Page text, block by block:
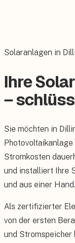
Solaranlagen in
Ihre
–
Sie möchten in
Stromkosten
und installiert Ihre
und aus einer Hand.
Als zertifizierter
von der ersten
und